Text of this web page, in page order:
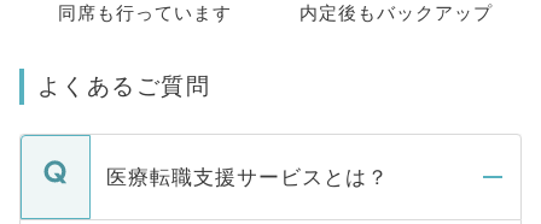
同席も行っています
内定後もバックアップ
よくあるご質問
医療転職支援サービスとは？